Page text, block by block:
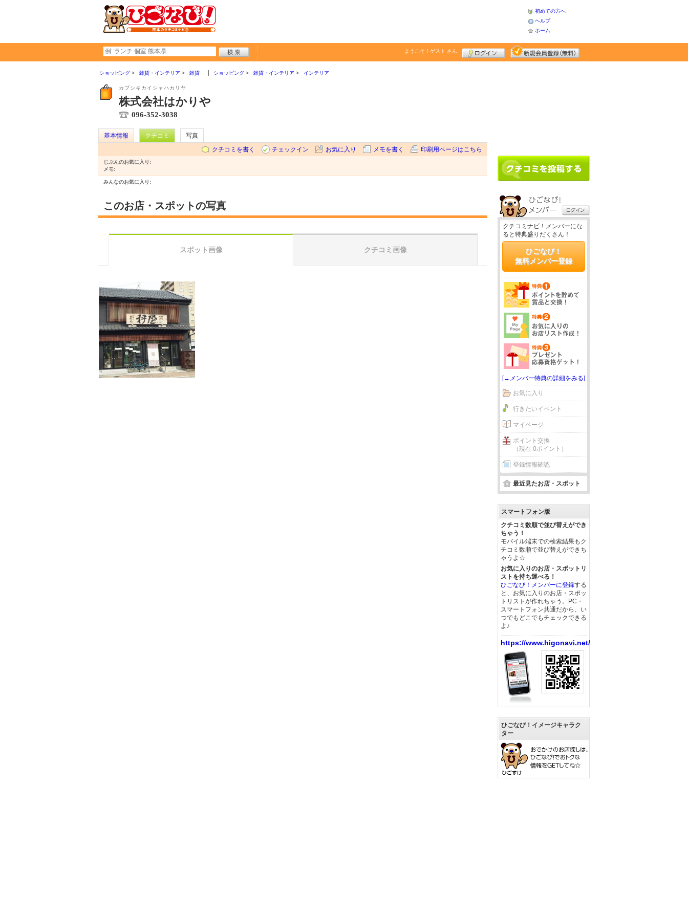
初めての方へ
ヘルプ
ホーム
ようこそ！ ゲスト さん
ショッピング 雑貨・インテリア 雑貨 ショッピング 雑貨・インテリア インテリア
カブシキカイシャハカリヤ
株式会社はかりや
096-352-3038
基本情報 クチコミ
写真
クチコミを書く
チェックイン お気に入り メモを書く 印刷用ページはこちら
じぶんのお気に入り:
メモ:
みんなのお気に入り:
このお店・スポットの写真
スポット画像 クチコミ画像
クチコミナビ！メンバーにな
ると特典盛りだくさん！
ひごなび！
無料メンバー登録
[→メンバー特典の詳細をみる]
お気に入り
行きたいイベント
マイページ
ポイント交換
（現在 0ポイント）
登録情報確認
最近見たお店・スポット
スマートフォン版
クチコミ数順で並び替えができ
ちゃう！
モバイル端末での検索結果もク
チコミ数順で並び替えができち
ゃうよ☆
お気に入りのお店・スポットリ
ストを持ち運べる！
ひごなび！メンバーに登録する
と、お気に入りのお店・スポッ
トリストが作れちゃう。PC・
スマートフォン共通だから、い
つでもどこでもチェックできる
よ♪
https://www.higonavi.net/
ひごなび！イメージキャラク
ター